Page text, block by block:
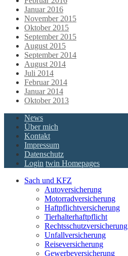
Januar 2016
November 2015
Oktober 2015
September 2015
August 2015
September 2014
August 2014
Juli 2014
Februar 2014
Januar 2014
Oktober 2013
News
Über mich
Kontakt
Impressum
Datenschutz
Login twin Homepages
Sach und KFZ
Autoversicherung
Motorradversicherung
Haftpflichtversicherung
Tierhalterhaftpflicht
Rechtsschutzversicherung
Unfallversicherung
Reiseversicherung
Gewerbeversicherung